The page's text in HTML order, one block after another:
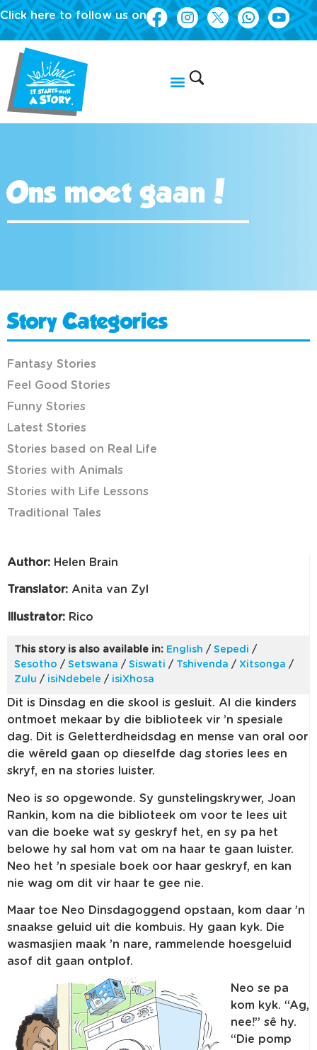
Click here to follow us on
Ons moet gaan!
Author: Helen Brain
Translator: Anita van Zyl
Illustrator: Rico
This story is also available in: English / Sepedi /
Sesotho / Setswana / Siswati / Tshivenda / Xitsonga /
Zulu / isiNdebele / isiXhosa
Dit is Dinsdag en die skool is gesluit. Al die kinders
ontmoet mekaar by die biblioteek vir ’n spesiale
dag. Dit is Geletterdheidsdag en mense van oral oor
die wêreld gaan op dieselfde dag stories lees en
skryf, en na stories luister.
Neo is so opgewonde. Sy gunstelingskrywer, Joan
Rankin, kom na die biblioteek om voor te lees uit
van die boeke wat sy geskryf het, en sy pa het
belowe hy sal hom vat om na haar te gaan luister.
Neo het ’n spesiale boek oor haar geskryf, en kan
nie wag om dit vir haar te gee nie.
Maar toe Neo Dinsdagoggend opstaan, kom daar ’n
snaakse geluid uit die kombuis. Hy gaan kyk. Die
wasmasjien maak ’n nare, rammelende hoesgeluid
asof dit gaan ontplof.
Neo se pa
kom kyk. “Ag,
nee!” sê hy.
“Die pomp
Story Categories
Fantasy Stories
Feel Good Stories
Funny Stories
Latest Stories
Stories based on Real Life
Stories with Animals
Stories with Life Lessons
Traditional Tales